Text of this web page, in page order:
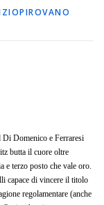
Di Domenico e Ferraresi
butta il cuore oltre
e terzo posto che vale oro.
capace di vincere il titolo
regolamentare (anche